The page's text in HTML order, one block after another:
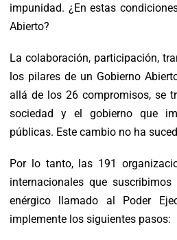
impunidad. ¿En estas
Abierto?
La colaboración, participación,
los pilares de un Gobierno
allá de los 26 compromisos, se
sociedad y el gobierno que
públicas. Este cambio no ha
Por lo tanto, las 191
internacionales que
enérgico llamado al Poder
implemente los siguientes pasos: